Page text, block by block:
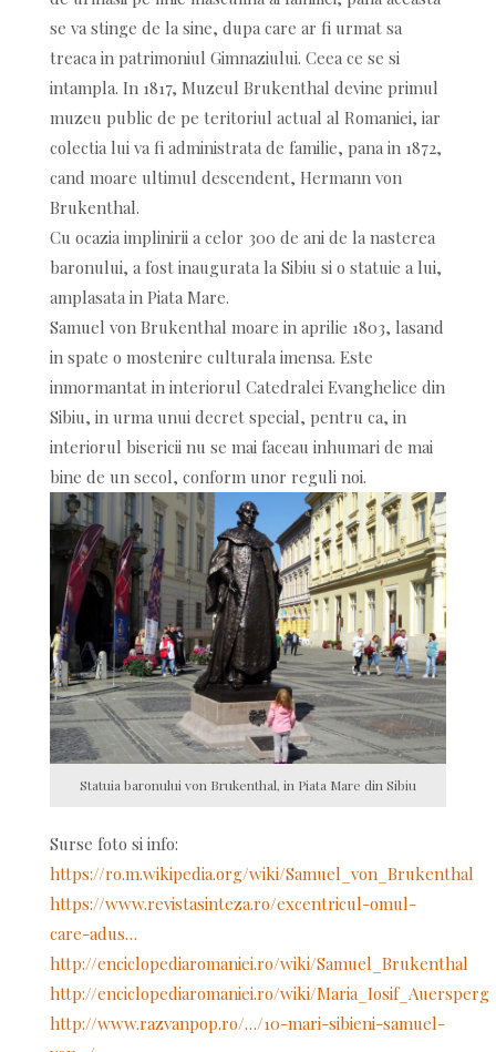
se va stinge de la sine, dupa care ar fi urmat sa
treaca in patrimoniul Gimnaziului. Ceea ce se si
intampla. In 1817, Muzeul Brukenthal devine primul
muzeu public de pe teritoriul actual al Romaniei, iar
colectia lui va fi administrata de familie, pana in 1872,
cand moare ultimul descendent, Hermann von
Brukenthal.
Cu ocazia implinirii a celor 300 de ani de la nasterea
baronului, a fost inaugurata la Sibiu si o statuie a lui,
amplasata in Piata Mare.
Samuel von Brukenthal moare in aprilie 1803, lasand
in spate o mostenire culturala imensa. Este
inmormantat in interiorul Catedralei Evanghelice din
Sibiu, in urma unui decret special, pentru ca, in
interiorul bisericii nu se mai faceau inhumari de mai
bine de un secol, conform unor reguli noi.
Statuia baronului von Brukenthal, in Piata Mare din Sibiu
Surse foto si info:
https://ro.m.wikipedia.org/wiki/Samuel_von_Brukenthal
https://www.revistasinteza.ro/excentricul-omul-
care-adus…
http://enciclopediaromaniei.ro/wiki/Samuel_Brukenthal
http://enciclopediaromaniei.ro/wiki/Maria_Iosif_Auersperg
http://www.razvanpop.ro/…/10-mari-sibieni-samuel-